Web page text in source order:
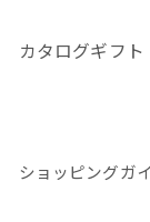
カタログギフト
ショッピングガ